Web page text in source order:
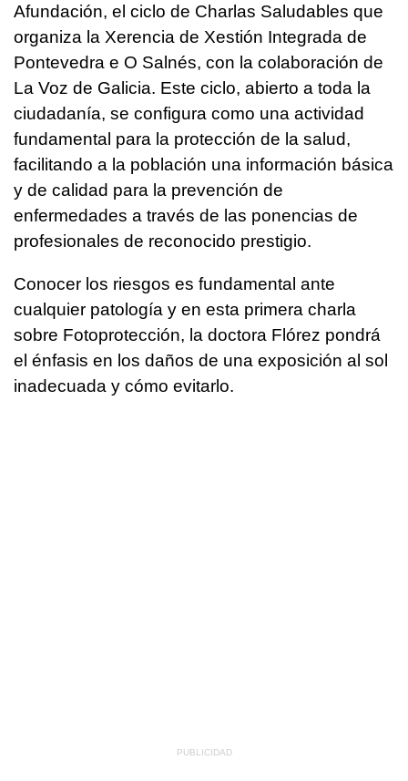
Afundación, el ciclo de Charlas Saludables que
organiza la Xerencia de Xestión Integrada de
Pontevedra e O Salnés, con la colaboración de
La Voz de Galicia. Este ciclo, abierto a toda la
ciudadanía, se configura como una actividad
fundamental para la protección de la salud,
facilitando a la población una información básica
y de calidad para la prevención de
enfermedades a través de las ponencias de
profesionales de reconocido prestigio.
Conocer los riesgos es fundamental ante
cualquier patología y en esta primera charla
sobre Fotoprotección, la doctora Flórez pondrá
el énfasis en los daños de una exposición al sol
inadecuada y cómo evitarlo.